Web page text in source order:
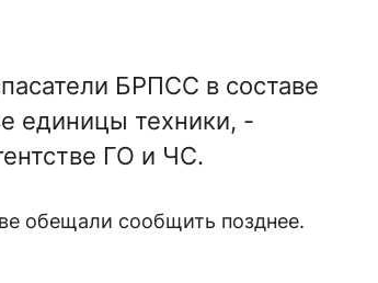
БРПСС в составе
единицы техники, -
ГО и ЧС.
обещали сообщить позднее.